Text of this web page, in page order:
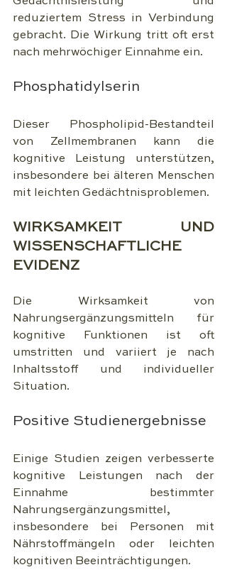
reduziertem Stress in Verbindung
gebracht. Die Wirkung tritt oft erst
nach mehrwöchiger Einnahme ein.
Phosphatidylserin
Dieser Phospholipid-Bestandteil
von Zellmembranen kann die
kognitive Leistung unterstützen,
insbesondere bei älteren Menschen
mit leichten Gedächtnisproblemen.
WIRKSAMKEIT UND
WISSENSCHAFTLICHE
EVIDENZ
Die Wirksamkeit von
Nahrungsergänzungsmitteln für
kognitive Funktionen ist oft
umstritten und variiert je nach
Inhaltsstoff und individueller
Situation.
Positive Studienergebnisse
Einige Studien zeigen verbesserte
kognitive Leistungen nach der
Einnahme bestimmter
Nahrungsergänzungsmittel,
insbesondere bei Personen mit
Nährstoffmängeln oder leichten
kognitiven Beeinträchtigungen.